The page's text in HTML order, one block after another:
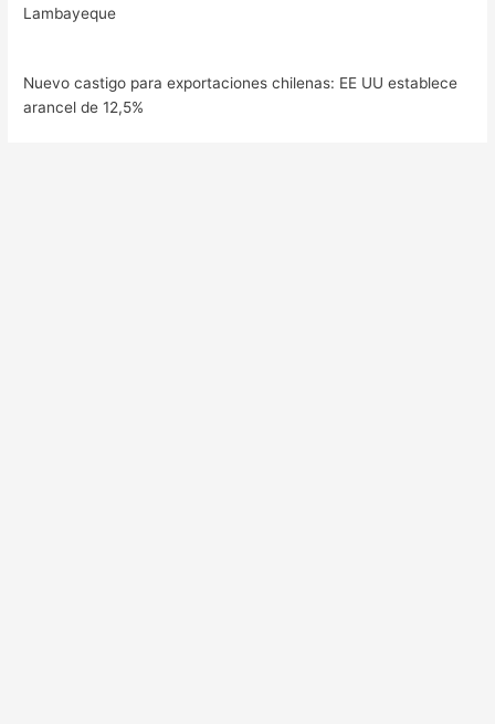
Lambayeque
Nuevo castigo para exportaciones chilenas: EE UU establece
arancel de 12,5%